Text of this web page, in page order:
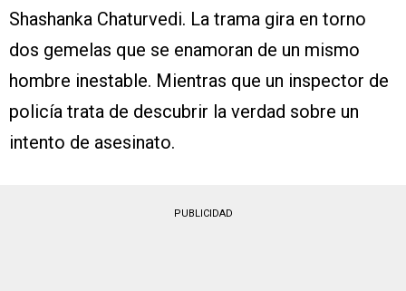
Shashanka Chaturvedi. La trama gira en torno
dos gemelas que se enamoran de un mismo
hombre inestable. Mientras que un inspector de
policía trata de descubrir la verdad sobre un
intento de asesinato.
PUBLICIDAD